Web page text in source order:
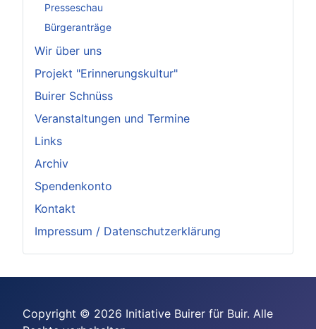
Presseschau
Bürgeranträge
Wir über uns
Projekt "Erinnerungskultur"
Buirer Schnüss
Veranstaltungen und Termine
Links
Archiv
Spendenkonto
Kontakt
Impressum / Datenschutzerklärung
Copyright © 2026 Initiative Buirer für Buir. Alle